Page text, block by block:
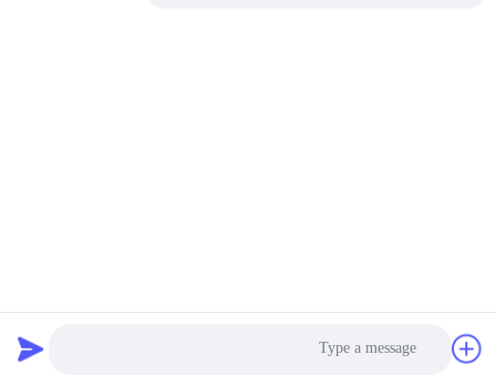
احصل على أفضل سعر